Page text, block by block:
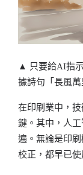
▲ 只要給AI指
據詩句「長風萬
在印刷業中，
鍵。其中，人
遍。無論是印
校正，都早已使